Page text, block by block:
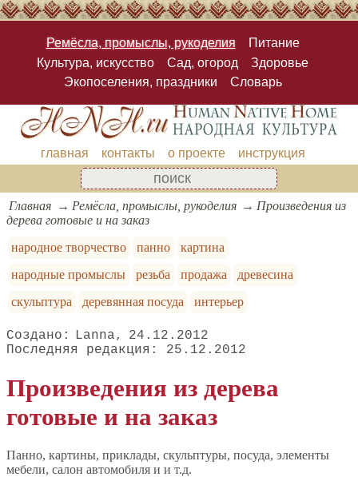
Ремёсла, промыслы, рукоделия
Питание
Культура, искусство
Сад, огород
Здоровье
Экопоселения, праздники
Словарь
главная контакты о проекте инструкция
Главная Ремёсла, промыслы, рукоделия
Произведения из
дерева готовые и на заказ
народное творчество
панно
картина
народные промыслы
резьба продажа
древесина
скульптура
деревянная посуда интерьер
Lanna
24.12.2012
25.12.2012
Произведения из дерева
готовые и на заказ
Панно, картины, приклады, скульптуры, посуда, элементы
мебели, салон автомобиля и и т.д.